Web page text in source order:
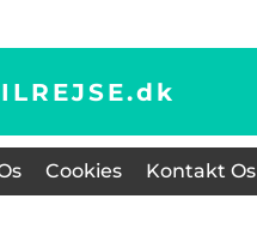
dk
Cookies Kontakt Os